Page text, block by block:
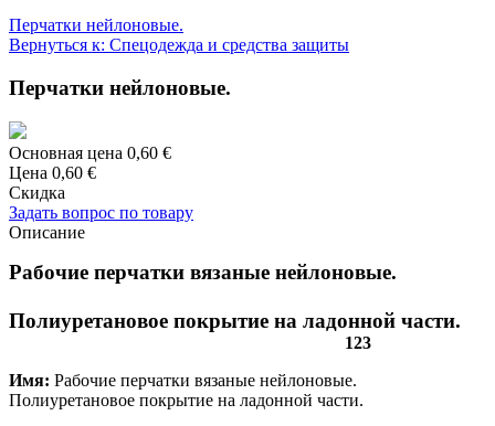
Перчатки нейлоновые.
Вернуться к: Спецодежда и средства защиты
Перчатки нейлоновые.
Основная цена 0,60 €
Цена 0,60 €
Скидка
Задать вопрос по товару
Описание
Рабочие перчатки вязаные нейлоновые.
Полиуретановое покрытие на ладонной части.
123
Имя: Рабочие перчатки вязаные нейлоновые.
Полиуретановое покрытие на ладонной части.